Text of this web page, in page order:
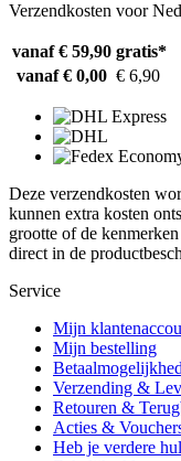
Verzendkosten voor
vanaf € 59,90 gratis*
vanaf € 0,00 € 6,90
Deze verzendkosten
kunnen extra kosten
grootte of de
direct in de
Service
Mijn
Mijn bestelling
Verzending &
Retouren &
Acties &
Heb je verdere